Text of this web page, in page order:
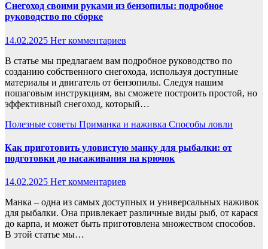
Снегоход своими руками из бензопилы: подробное
руководство по сборке
14.02.2025 Нет комментариев
В статье мы предлагаем вам подробное руководство по
созданию собственного снегохода, используя доступные
материалы и двигатель от бензопилы. Следуя нашим
пошаговым инструкциям, вы сможете построить простой, но
эффективный снегоход, который…
Полезные советы Приманка и наживка Способы ловли
Как приготовить уловистую манку для рыбалки: от
подготовки до насаживания на крючок
14.02.2025 Нет комментариев
Манка – одна из самых доступных и универсальных наживок
для рыбалки. Она привлекает различные виды рыб, от карася
до карпа, и может быть приготовлена множеством способов.
В этой статье мы…